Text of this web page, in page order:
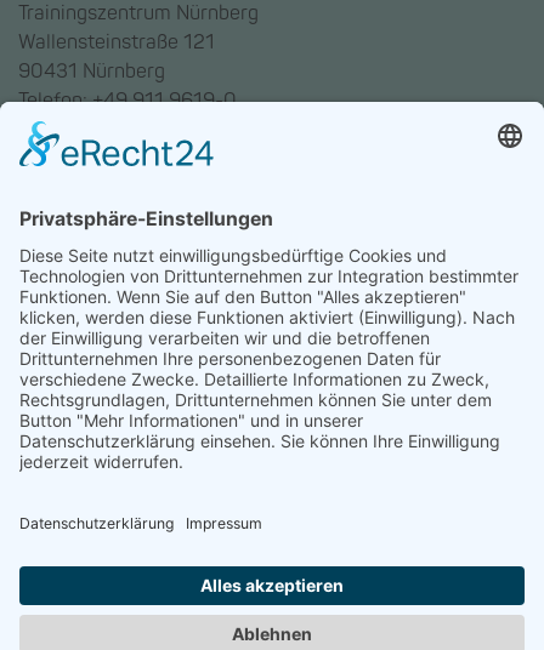
Trainingszentrum Nürnberg
Wallensteinstraße 121
90431 Nürnberg
Telefon: +49 911 9619-0
Trainingszentrum Hannover
30169 Hannover
Telefon: +49 511 123598-531
AGB
Datenschutz